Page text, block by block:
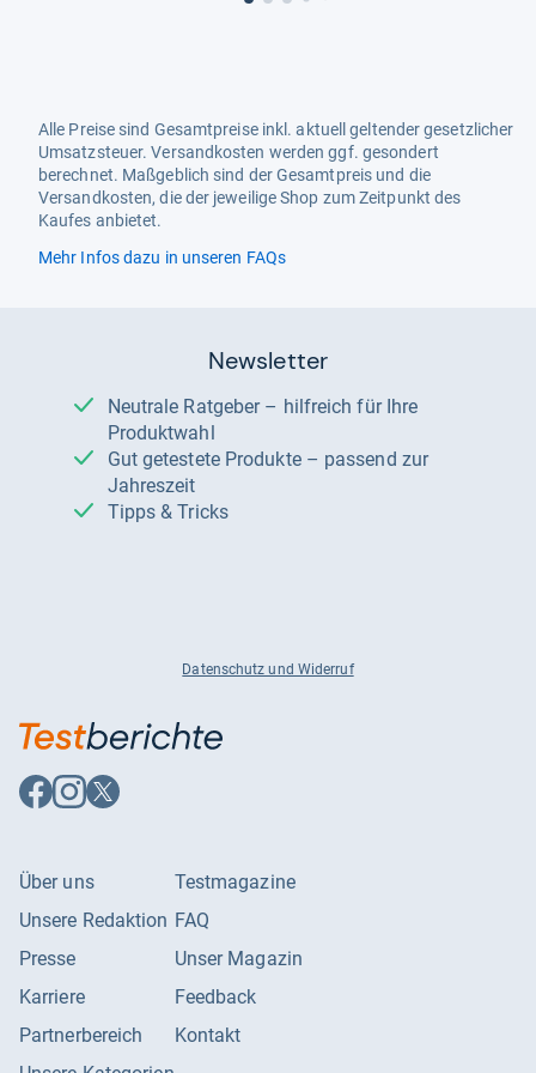
Alle Preise sind Gesamtpreise inkl. aktuell geltender gesetzlicher
Umsatzsteuer. Versandkosten werden ggf. gesondert
berechnet. Maßgeblich sind der Gesamtpreis und die
Versandkosten, die der jeweilige Shop zum Zeitpunkt des
Kaufes anbietet.
Mehr Infos dazu in unseren FAQs
Newsletter
Neutrale Ratgeber – hilfreich für Ihre
Produktwahl
Gut getestete Produkte – passend zur
Jahreszeit
Tipps & Tricks
Datenschutz und Widerruf
Auf
Facebook
Auf
Instagram
Auf
X
Über uns
Unsere Redaktion
Presse
Karriere
Partnerbereich
Testmagazine
FAQ
Unser Magazin
Feedback
Kontakt